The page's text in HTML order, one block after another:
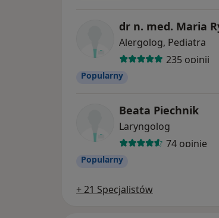
dr n. med. Maria
Alergolog, Pediatra
235 opinii
Popularny
Beata Piechnik
Laryngolog
74 opinie
Popularny
+ 21 Specjalistów